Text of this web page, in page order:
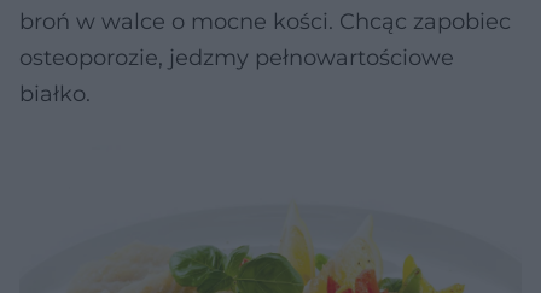
broń w walce o mocne kości. Chcąc zapobiec
osteoporozie, jedzmy pełnowartościowe
białko.